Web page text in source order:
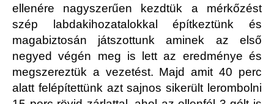
ellenére nagyszerűen kezdtük a mérkőzést
szép labdakihozatalokkal építkeztünk és
magabiztosán játszottunk aminek az első
negyed végén meg is lett az eredménye és
megszereztük a vezetést. Majd amit 40 perc
alatt felépítettünk azt sajnos sikerült lerombolni